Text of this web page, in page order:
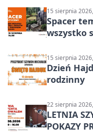
15 sierpnia
Spacer
wszystko
15 sierpnia
Dzień
rodzinny
22 sierpnia
LETNIA
POKAZY